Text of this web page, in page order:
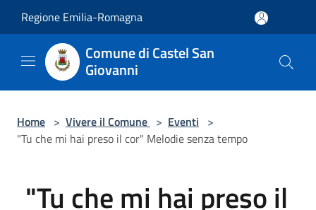
Regione Emilia-Romagna
Comune di Castel San
Giovanni
Home > Vivere il Comune > Eventi >
"Tu che mi hai preso il cor" Melodie senza tempo
"Tu che mi hai preso il